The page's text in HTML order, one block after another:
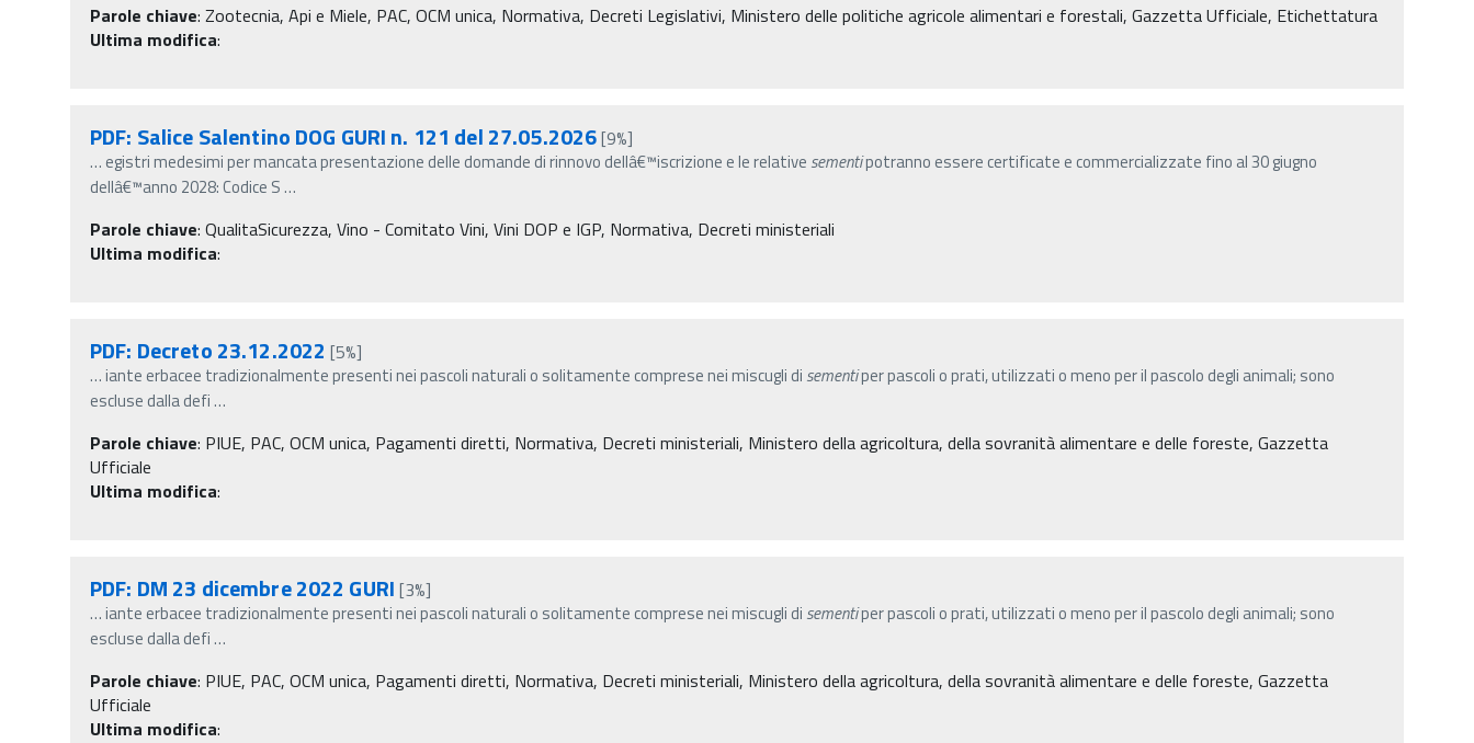
Parole chiave: Zootecnia, Api e Miele, PAC, OCM unica, Normativa, Decreti Legislativi, Ministero delle politiche agricole alimentari e forestali, Gazzetta Ufficiale, Etichettatura
Ultima modifica:
PDF: Salice Salentino DOG GURI n. 121 del 27.05.2026[9%]
… egistri medesimi per mancata presentazione delle domande di rinnovo dellâ€™iscrizione e le relative sementipotranno essere certificate e commercializzate fino al 30 giugno
dellâ€™anno 2028: Codice S…
Parole chiave: QualitaSicurezza, Vino - Comitato Vini, Vini DOP e IGP, Normativa, Decreti ministeriali
Ultima modifica:
PDF: Decreto 23.12.2022 [5%]
…iante erbacee tradizionalmente presenti nei pascoli naturali o solitamente comprese nei miscugli di sementiper pascoli o prati, utilizzati o meno per il pascolo degli animali; sono
escluse dalla defi…
Parole chiave: PIUE, PAC, OCM unica, Pagamenti diretti, Normativa, Decreti ministeriali, Ministero della agricoltura, della sovranità alimentare e delle foreste, Gazzetta
Ufficiale
Ultima modifica:
PDF: DM 23 dicembre 2022 GURI [3%]
…iante erbacee tradizionalmente presenti nei pascoli naturali o solitamente comprese nei miscugli di sementiper pascoli o prati, utilizzati o meno per il pascolo degli animali; sono
escluse dalla defi…
Parole chiave: PIUE, PAC, OCM unica, Pagamenti diretti, Normativa, Decreti ministeriali, Ministero della agricoltura, della sovranità alimentare e delle foreste, Gazzetta
Ufficiale
Ultima modifica: